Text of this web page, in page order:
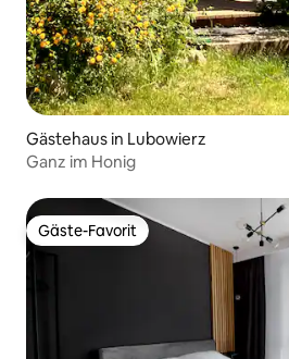
Gästehaus in Lubowierz
Ganz im Honig
Gäste-Favorit
Gäste-Favorit